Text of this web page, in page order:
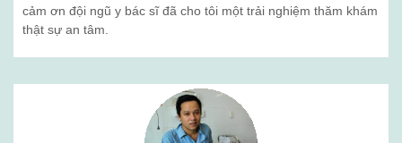
cảm ơn đội ngũ y bác sĩ đã cho tôi một trải nghiệm thăm khám
thật sự an tâm.